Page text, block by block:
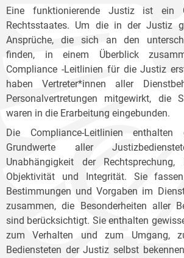
Eine funktionierende Justiz ist ein
Rechtsstaates. Um die in der Justiz
Ansprüche, die sich an den
finden, in einem Überblick
Compliance -Leitlinien für die Justiz
haben Vertreter*innen aller
Personalvertretungen mitgewirkt, die
waren in die Erarbeitung eingebunden.
Die Compliance-Leitlinien enthalten
Grundwerte aller
Unabhängigkeit der Rechtsprechung,
Objektivität und Integrität. Sie
Bestimmungen und Vorgaben im
zusammen, die Besonderheiten aller
sind berücksichtigt. Sie enthalten
zum Verhalten und zum Umgang,
Bediensteten der Justiz selbst